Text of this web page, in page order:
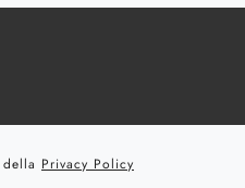
Privacy Policy